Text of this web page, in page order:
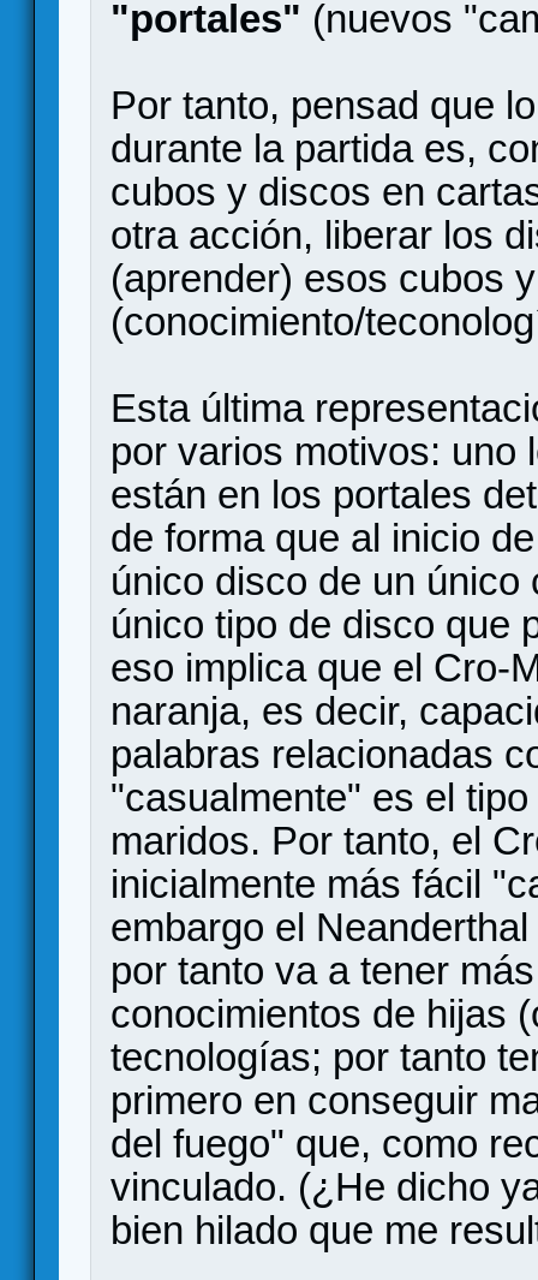
"portales" (nuevos
Por tanto, pensad que
durante la partida es,
cubos y discos en
otra acción, liberar los
(aprender) esos cubos
(conocimiento/
Esta última
por varios motivos: uno
están en los portales
de forma que al inicio
único disco de un único
único tipo de disco que
eso implica que el Cro-
naranja, es decir,
palabras relacionadas
"casualmente" es el
maridos. Por tanto, el
inicialmente más fácil
embargo el
por tanto va a tener
conocimientos de hijas
tecnologías; por tanto
primero en conseguir
del fuego" que, como
vinculado. (¿He dicho
bien hilado que me